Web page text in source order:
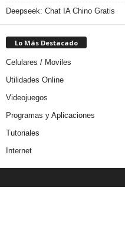
Deepseek: Chat IA Chino Gratis
Lo Más Destacado
Celulares / Moviles
Utilidades Online
Videojuegos
Programas y Aplicaciones
Tutoriales
Internet